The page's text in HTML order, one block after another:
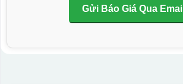
Gửi Báo Giá Qua Email